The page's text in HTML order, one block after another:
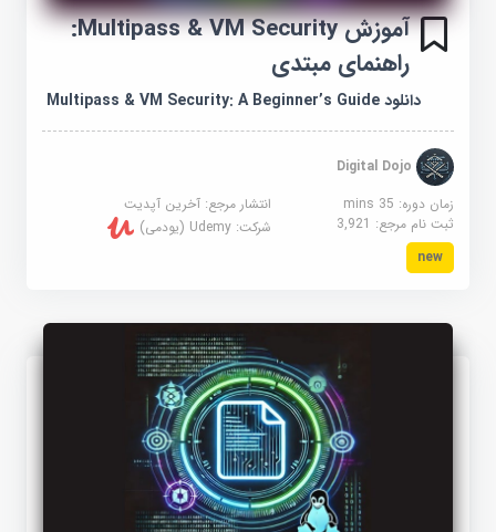
آموزش Multipass & VM Security:
راهنمای مبتدی
دانلود Multipass & VM Security: A Beginner’s Guide
Digital Dojo
زمان دوره: 35 mins
انتشار مرجع:آخرین آپدیت
ثبت نام مرجع:3,921 شرکت:Udemy (یودمی)
new